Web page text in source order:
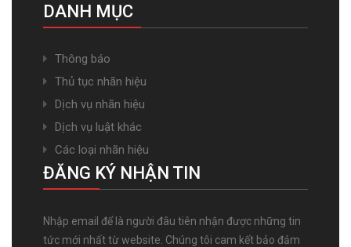
DANH MỤC
Thông báo
Thủ tục nhãn hiệu
Dịch vụ nhãn hiệu
Dịch vụ luật khác
Các loại nhãn hiệu
ĐĂNG KÝ NHẬN TIN
Nhập email để là người đâu tiên nhận được những tin
tức mới nhất từ website. Chúng tôi cam kết bảo đảm